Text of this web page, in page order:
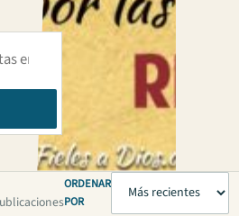
ORDENAR
POR